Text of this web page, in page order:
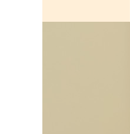
ビラノア（ビラスチン）を